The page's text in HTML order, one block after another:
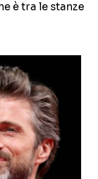
è tra le stanze